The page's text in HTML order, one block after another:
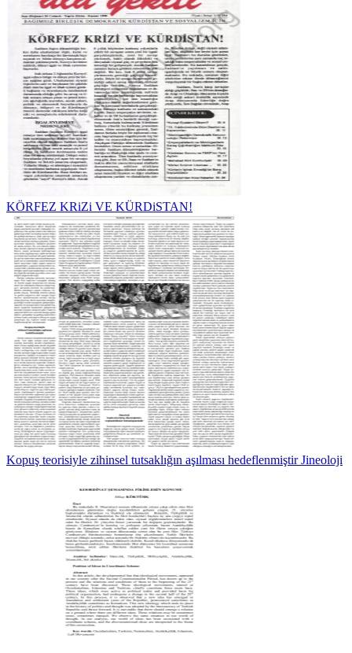
KÖRFEZ KRiZi VE KÜRDiSTAN!
Kopuş teorisiyle zihinsel tutsaklığın aşılması hedeflenmiştir Jineoloji